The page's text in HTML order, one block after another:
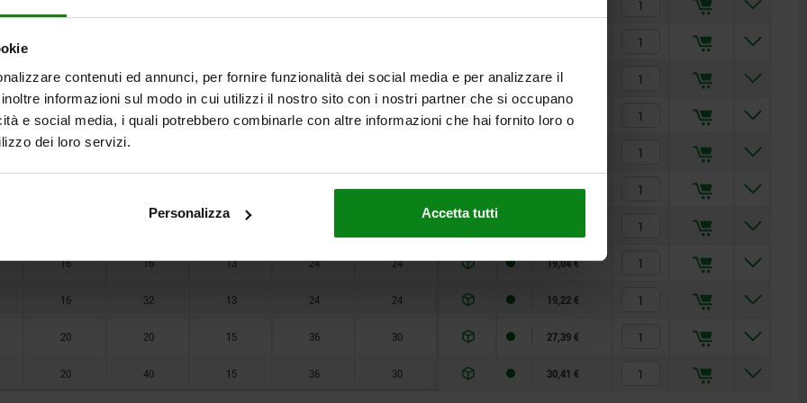
contenuti ed annunci, per fornire funzionalità dei social media e per analizzare il
informazioni sul modo in cui utilizzi il nostro sito con i nostri partner che si occupano
e social media, i quali potrebbero combinarle con altre informazioni che hai fornito loro o
dei loro servizi.
Personalizza Accetta tutti
89
115
8 16 7 13 13 9,25 €
10 10 8 17 17 11,19 €
10
19 14,98 €
16 16 13 24 24 19,04 €
16 32 13 24 24 19,22 €
20 20 15 36 30 27,39 €
20 40 15 36 30 30,41 €